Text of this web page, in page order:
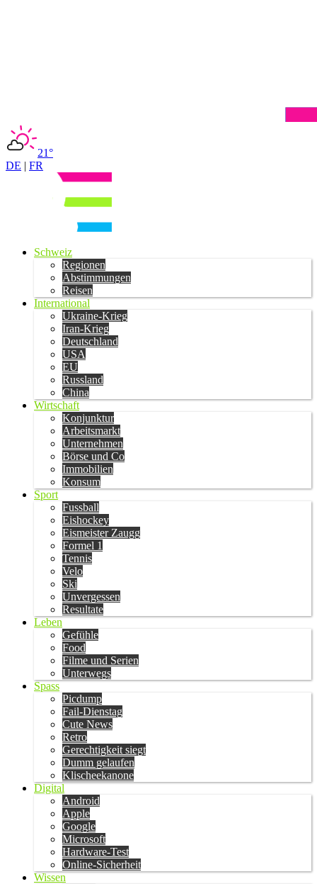
21°
DE | FR
Schweiz
Regionen
Abstimmungen
Reisen
International
Ukraine-Krieg
Iran-Krieg
Deutschland
USA
EU
Russland
China
Wirtschaft
Konjunktur
Arbeitsmarkt
Unternehmen
Börse und Co
Immobilien
Konsum
Sport
Fussball
Eishockey
Eismeister Zaugg
Formel 1
Tennis
Velo
Ski
Unvergessen
Resultate
Leben
Gefühle
Food
Filme und Serien
Unterwegs
Spass
Picdump
Fail-Dienstag
Cute News
Retro
Gerechtigkeit siegt
Dumm gelaufen
Klischeekanone
Digital
Android
Apple
Google
Microsoft
Hardware-Test
Online-Sicherheit
Wissen